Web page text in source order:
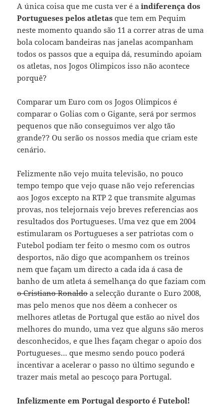
A única coisa que me custa ver é aindiferença dos
Portugueses pelos atletas que tem em Pequim
neste momento quando são 11 a correr atras de uma
bola colocam bandeiras nas janelas acompanham
todos os passos que a equipa dá, resumindo apoiam
os atletas, nos Jogos Olimpicos isso não acontece
porquê?
Comparar um Euro com os Jogos Olimpicos é
comparar o Golias com o Gigante, será por sermos
pequenos que não conseguimos ver algo tão
grande?? Ou serão os nossos media que criam este
cenário.
Felizmente não vejo muita televisão, no pouco
tempo tempo que vejo quase não vejo referencias
aos Jogos excepto na RTP 2 que transmite algumas
provas, nos telejornais vejo breves referencias aos
resultados dos Portugueses. Uma vez que em 2004
estimularam os Portugueses a ser patriotas com o
Futebol podiam ter feito o mesmo com os outros
desportos, não digo que acompanhem os treinos
nem que façam um directo a cada ida á casa de
banho de um atleta á semelhança do que faziam com
o Cristiano Ronaldoa selecção durante o Euro 2008,
mas pelo menos que nos dêem a conhecer os
melhores atletas de Portugal que estão ao nivel dos
melhores do mundo, uma vez que alguns são meros
desconhecidos, e que lhes façam chegar o apoio dos
Portugueses… que mesmo sendo pouco poderá
incentivar a acelerar o passo no último segundo e
trazer mais metal ao pescoço para Portugal.
Infelizmente em Portugal desporto é Futebol!